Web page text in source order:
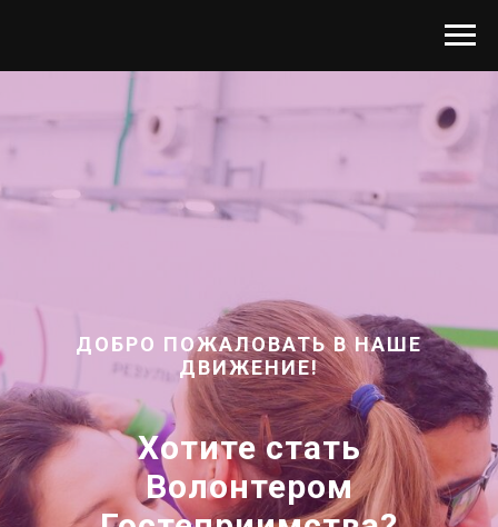
ДОБРО ПОЖАЛОВАТЬ В НАШЕ
ДВИЖЕНИЕ!
Хотите стать
Волонтером